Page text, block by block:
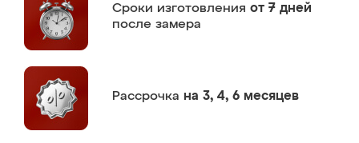
Сроки изготовления от 7 дней
после замера
Рассрочка на 3, 4, 6 месяцев